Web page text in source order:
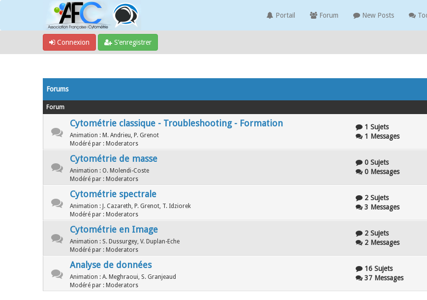
Portail Forum New Posts
Connexion S’enregistrer
Forums
Forum
Cytométrie classique - Troubleshooting - Formation
Animation : M. Andrieu, P. Grenot
Modéré par : Moderators
1 Sujets
1 Messages
Cytométrie de masse
Animation : O. Molendi-Coste
Modéré par : Moderators
0 Sujets
0 Messages
Cytométrie spectrale
Animation : J. Cazareth, P. Grenot, T. Idziorek
Modéré par : Moderators
2 Sujets
3 Messages
Cytométrie en Image
Animation : S. Dussurgey, V. Duplan-Eche
Modéré par : Moderators
2 Sujets
2 Messages
Analyse de données
Animation : A. Meghraoui, S. Granjeaud
Modéré par : Moderators
16 Sujets
37 Messages